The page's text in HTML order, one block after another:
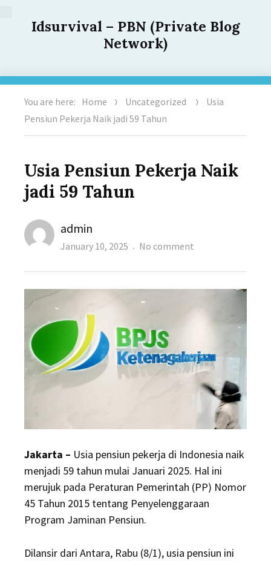
Idsurvival – PBN (Private Blog
Network)
You are here: Home Uncategorized
Usia
Pensiun Pekerja Naik jadi 59 Tahun
Usia Pensiun Pekerja Naik
jadi 59 Tahun
Author
admin
Posted
January 10, 2025 No comment
Tahun
Jakarta – Usia pensiun pekerja di Indonesia naik
menjadi 59 tahun mulai Januari 2025. Hal ini
merujuk pada Peraturan Pemerintah (PP) Nomor
45 Tahun 2015 tentang Penyelenggaraan
Program Jaminan Pensiun.
Dilansir dari Antara, Rabu (8/1), usia pensiun ini